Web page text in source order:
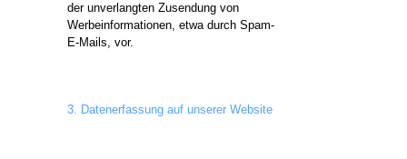
der unverlangten Zusendung von
Werbeinformationen, etwa durch Spam-
E-Mails, vor.
3. Datenerfassung auf unserer Website